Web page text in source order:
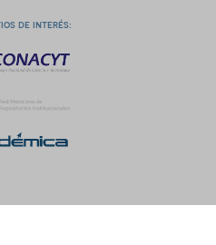
de interés: